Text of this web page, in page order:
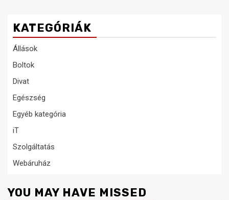
KATEGÓRIÁK
Állások
Boltok
Divat
Egészség
Egyéb kategória
iT
Szolgáltatás
Webáruház
YOU MAY HAVE MISSED